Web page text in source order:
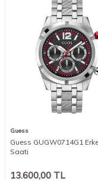
Guess
Guess GUGW0714G1
Saati
13.600,00 TL